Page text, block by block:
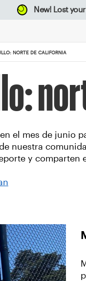
New! Lost
NORTE DE CALIFORNIA
el mes de junio
nuestra
y